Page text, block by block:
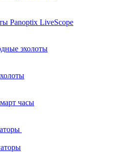
Panoptix LiveScope
эхолоты
часы